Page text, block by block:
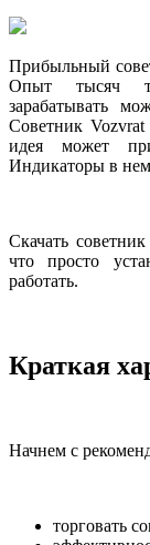
Прибыльный
Опыт тысяч
зарабатывать
Советник
идея может
Индикаторы в
Скачать
что просто
работать.
Краткая
Начнем с
торговать